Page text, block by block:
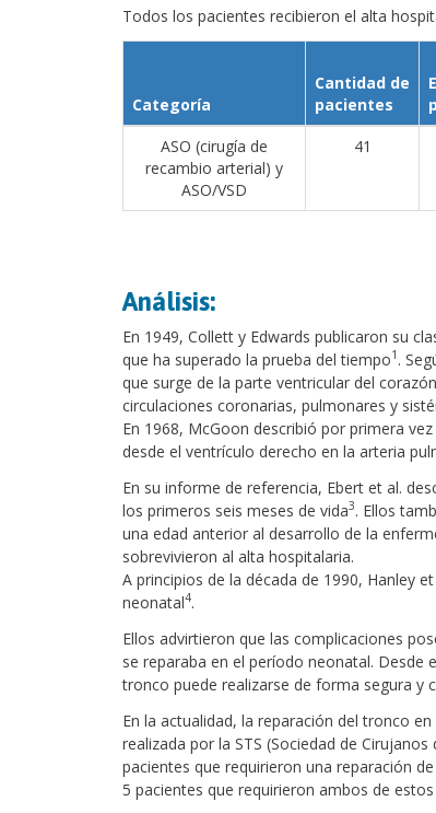
Todos los pacientes recibieron el alta
Categoría
Cantidad de
pacientes
ASO (cirugía de
recambio arterial) y
ASO/VSD
41
Análisis:
En 1949, Collett y Edwards publicaron su
que ha superado la prueba del tiempo1 .
que surge de la parte ventricular del
circulaciones coronarias, pulmonares y
En 1968, McGoon describió por primera
desde el ventrículo derecho en la arteria
En su informe de referencia, Ebert et al.
los primeros seis meses de vida3. Ellos
una edad anterior al desarrollo de la
sobrevivieron al alta hospitalaria.
A principios de la década de 1990, Hanley
neonatal4.
Ellos advirtieron que las complicaciones
se reparaba en el período neonatal.
tronco puede realizarse de forma segura y
En la actualidad, la reparación del tronco
realizada por la STS (Sociedad de
pacientes que requirieron una reparación
5 pacientes que requirieron ambos de